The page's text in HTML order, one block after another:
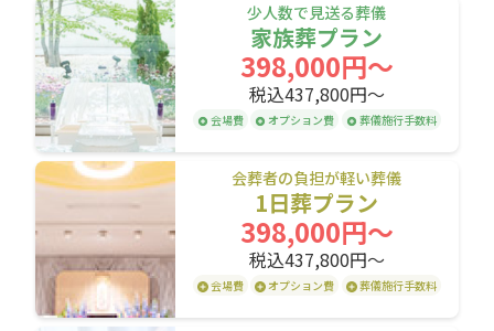
少人数で見送る葬儀
家族葬プラン
398,000円〜
税込437,800円〜
会場費 オプション費 葬儀施行手数料
会葬者の負担が軽い葬儀
1日葬プラン
398,000円〜
税込437,800円〜
会場費 オプション費 葬儀施行手数料